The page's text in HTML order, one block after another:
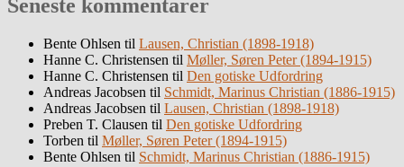
Seneste kommentarer
Bente Ohlsen til Lausen, Christian (1898-1918)
Hanne C. Christensen til Møller, Søren Peter (1894-1915)
Hanne C. Christensen til Den gotiske Udfordring
Andreas Jacobsen til Schmidt, Marinus Christian (1886-1915)
Andreas Jacobsen til Lausen, Christian (1898-1918)
Preben T. Clausen til Den gotiske Udfordring
Torben til Møller, Søren Peter (1894-1915)
Bente Ohlsen til Schmidt, Marinus Christian (1886-1915)